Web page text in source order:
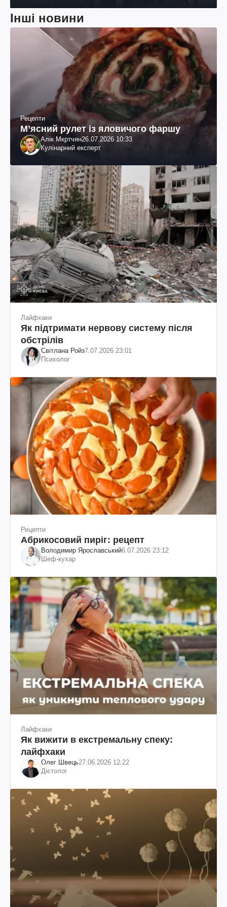
Інші новини
Рецепти
М’ясний рулет із яловичого фаршу
Алік Мкртчян26.07.2026 10:33
Кулінарний експерт
Лайфхаки
Як підтримати нервову систему після
обстрілів
Світлана Ройз7.07.2026 23:01
Психолог
Рецепти
Абрикосовий пиріг: рецепт
Володимир Ярославський6.07.2026 23:12
Шеф-кухар
Лайфхаки
Як вижити в екстремальну спеку:
лайфхаки
Олег Швець27.06.2026 12:22
Дієтолог